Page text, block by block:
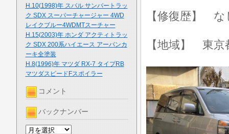
H.10(1998)年 スバル サンバートラッ
ク SDX スーパーチャージャー 4WD
レイクブルー4WDMTスーチャー
H.15(2003)年 ホンダ アクティトラッ
ク SDX 200系ハイエース アーバンカ
ーキ全塗装
H.8(1996)年 マツダ RX-7 タイプRB
マツダスピードFスポイラー
コメント
バックナンバー
【修復歴】 な
【地域】 東京